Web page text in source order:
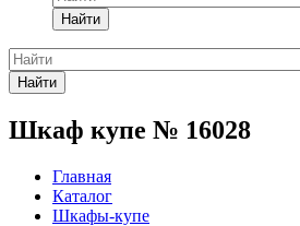
Найти
Найти
Шкаф купе № 16028
Главная
Каталог
Шкафы-купе